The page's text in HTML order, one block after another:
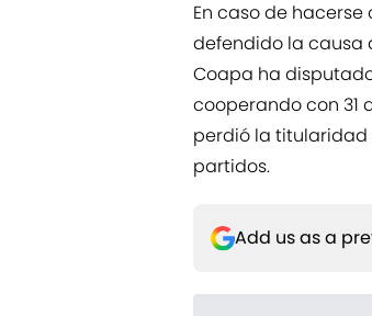
En caso de hacerse
defendido la causa
Coapa ha
cooperando con 31
perdió la titularidad
partidos.
Add us as a